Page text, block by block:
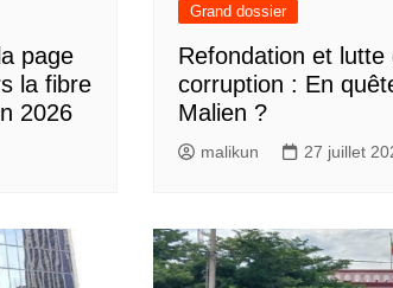
page
la fibre
2026
Grand dossier
Refondation et lutte
corruption : En
Malien ?
malikun 27 juillet